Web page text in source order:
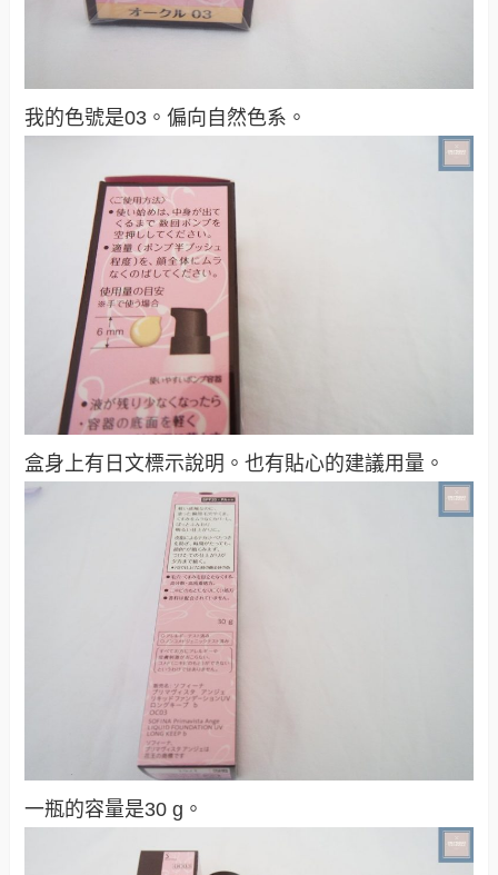
我的色號是03。偏向自然色系。
盒身上有日文標示說明。也有貼心的建議用量。
一瓶的容量是30 g。